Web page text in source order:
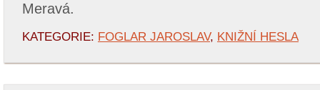
Meravá.
KATEGORIE: FOGLAR JAROSLAV, KNIŽNÍ HESLA